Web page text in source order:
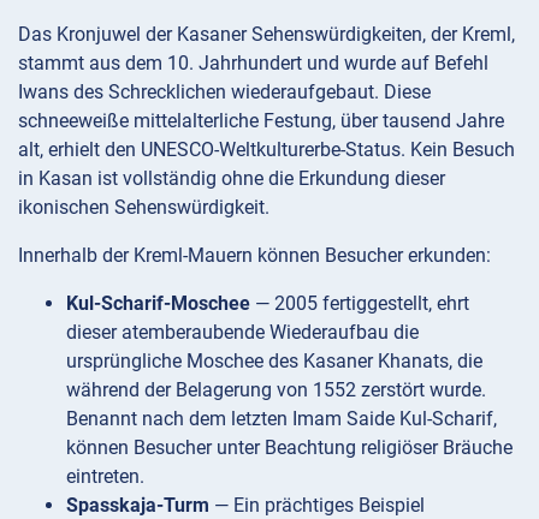
Das Kronjuwel der Kasaner Sehenswürdigkeiten, der Kreml,
stammt aus dem 10. Jahrhundert und wurde auf Befehl
Iwans des Schrecklichen wiederaufgebaut. Diese
schneeweiße mittelalterliche Festung, über tausend Jahre
alt, erhielt den UNESCO-Weltkulturerbe-Status. Kein Besuch
in Kasan ist vollständig ohne die Erkundung dieser
ikonischen Sehenswürdigkeit.
Innerhalb der Kreml-Mauern können Besucher erkunden:
Kul-Scharif-Moschee — 2005 fertiggestellt, ehrt
dieser atemberaubende Wiederaufbau die
ursprüngliche Moschee des Kasaner Khanats, die
während der Belagerung von 1552 zerstört wurde.
Benannt nach dem letzten Imam Saide Kul-Scharif,
können Besucher unter Beachtung religiöser Bräuche
eintreten.
Spasskaja-Turm — Ein prächtiges Beispiel